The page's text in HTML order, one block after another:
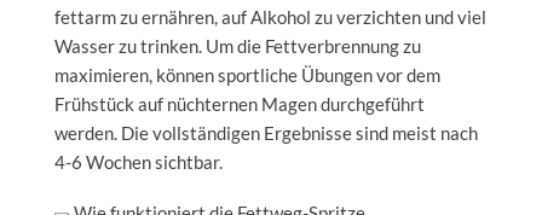
fettarm zu ernähren, auf Alkohol zu verzichten und viel
Wasser zu trinken. Um die Fettverbrennung zu
maximieren, können sportliche Übungen vor dem
Frühstück auf nüchternen Magen durchgeführt
werden. Die vollständigen Ergebnisse sind meist nach
4-6 Wochen sichtbar.